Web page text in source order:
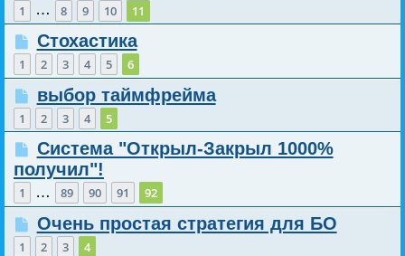
1 … 8 9 10 11
Стохастика
1 2 3 4 5 6
выбор таймфрейма
1 2 3 4 5
Система "Открыл-Закрыл 1000%
получил"!
1 … 89 90 91 92
Очень простая стратегия для БО
1 2 3 4